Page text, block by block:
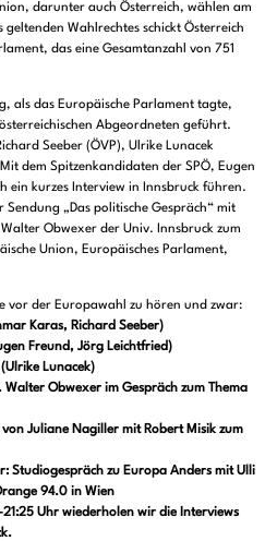
darunter auch Österreich, wählen am
Wahlrechtes schickt Österreich
das eine Gesamtanzahl von 751
als das Europäische Parlament tagte,
Abgeordneten geführt.
Seeber (ÖVP), Ulrike Lunacek
dem Spitzenkandidaten der SPÖ, Eugen
ein kurzes Interview in Innsbruck führen.
„Das politische Gespräch“ mit
Obwexer der Univ. Innsbruck zum
Union, Europäisches Parlament,
vor der Europawahl zu hören und zwar:
Karas, Richard Seeber)
Freund, Jörg Leichtfried)
Lunacek)
Obwexer im Gespräch zum Thema
Juliane Nagiller mit Robert Misik zum
Studiogespräch zu Europa Anders mit Ulli
94.0 in Wien
Uhr wiederholen wir die Interviews